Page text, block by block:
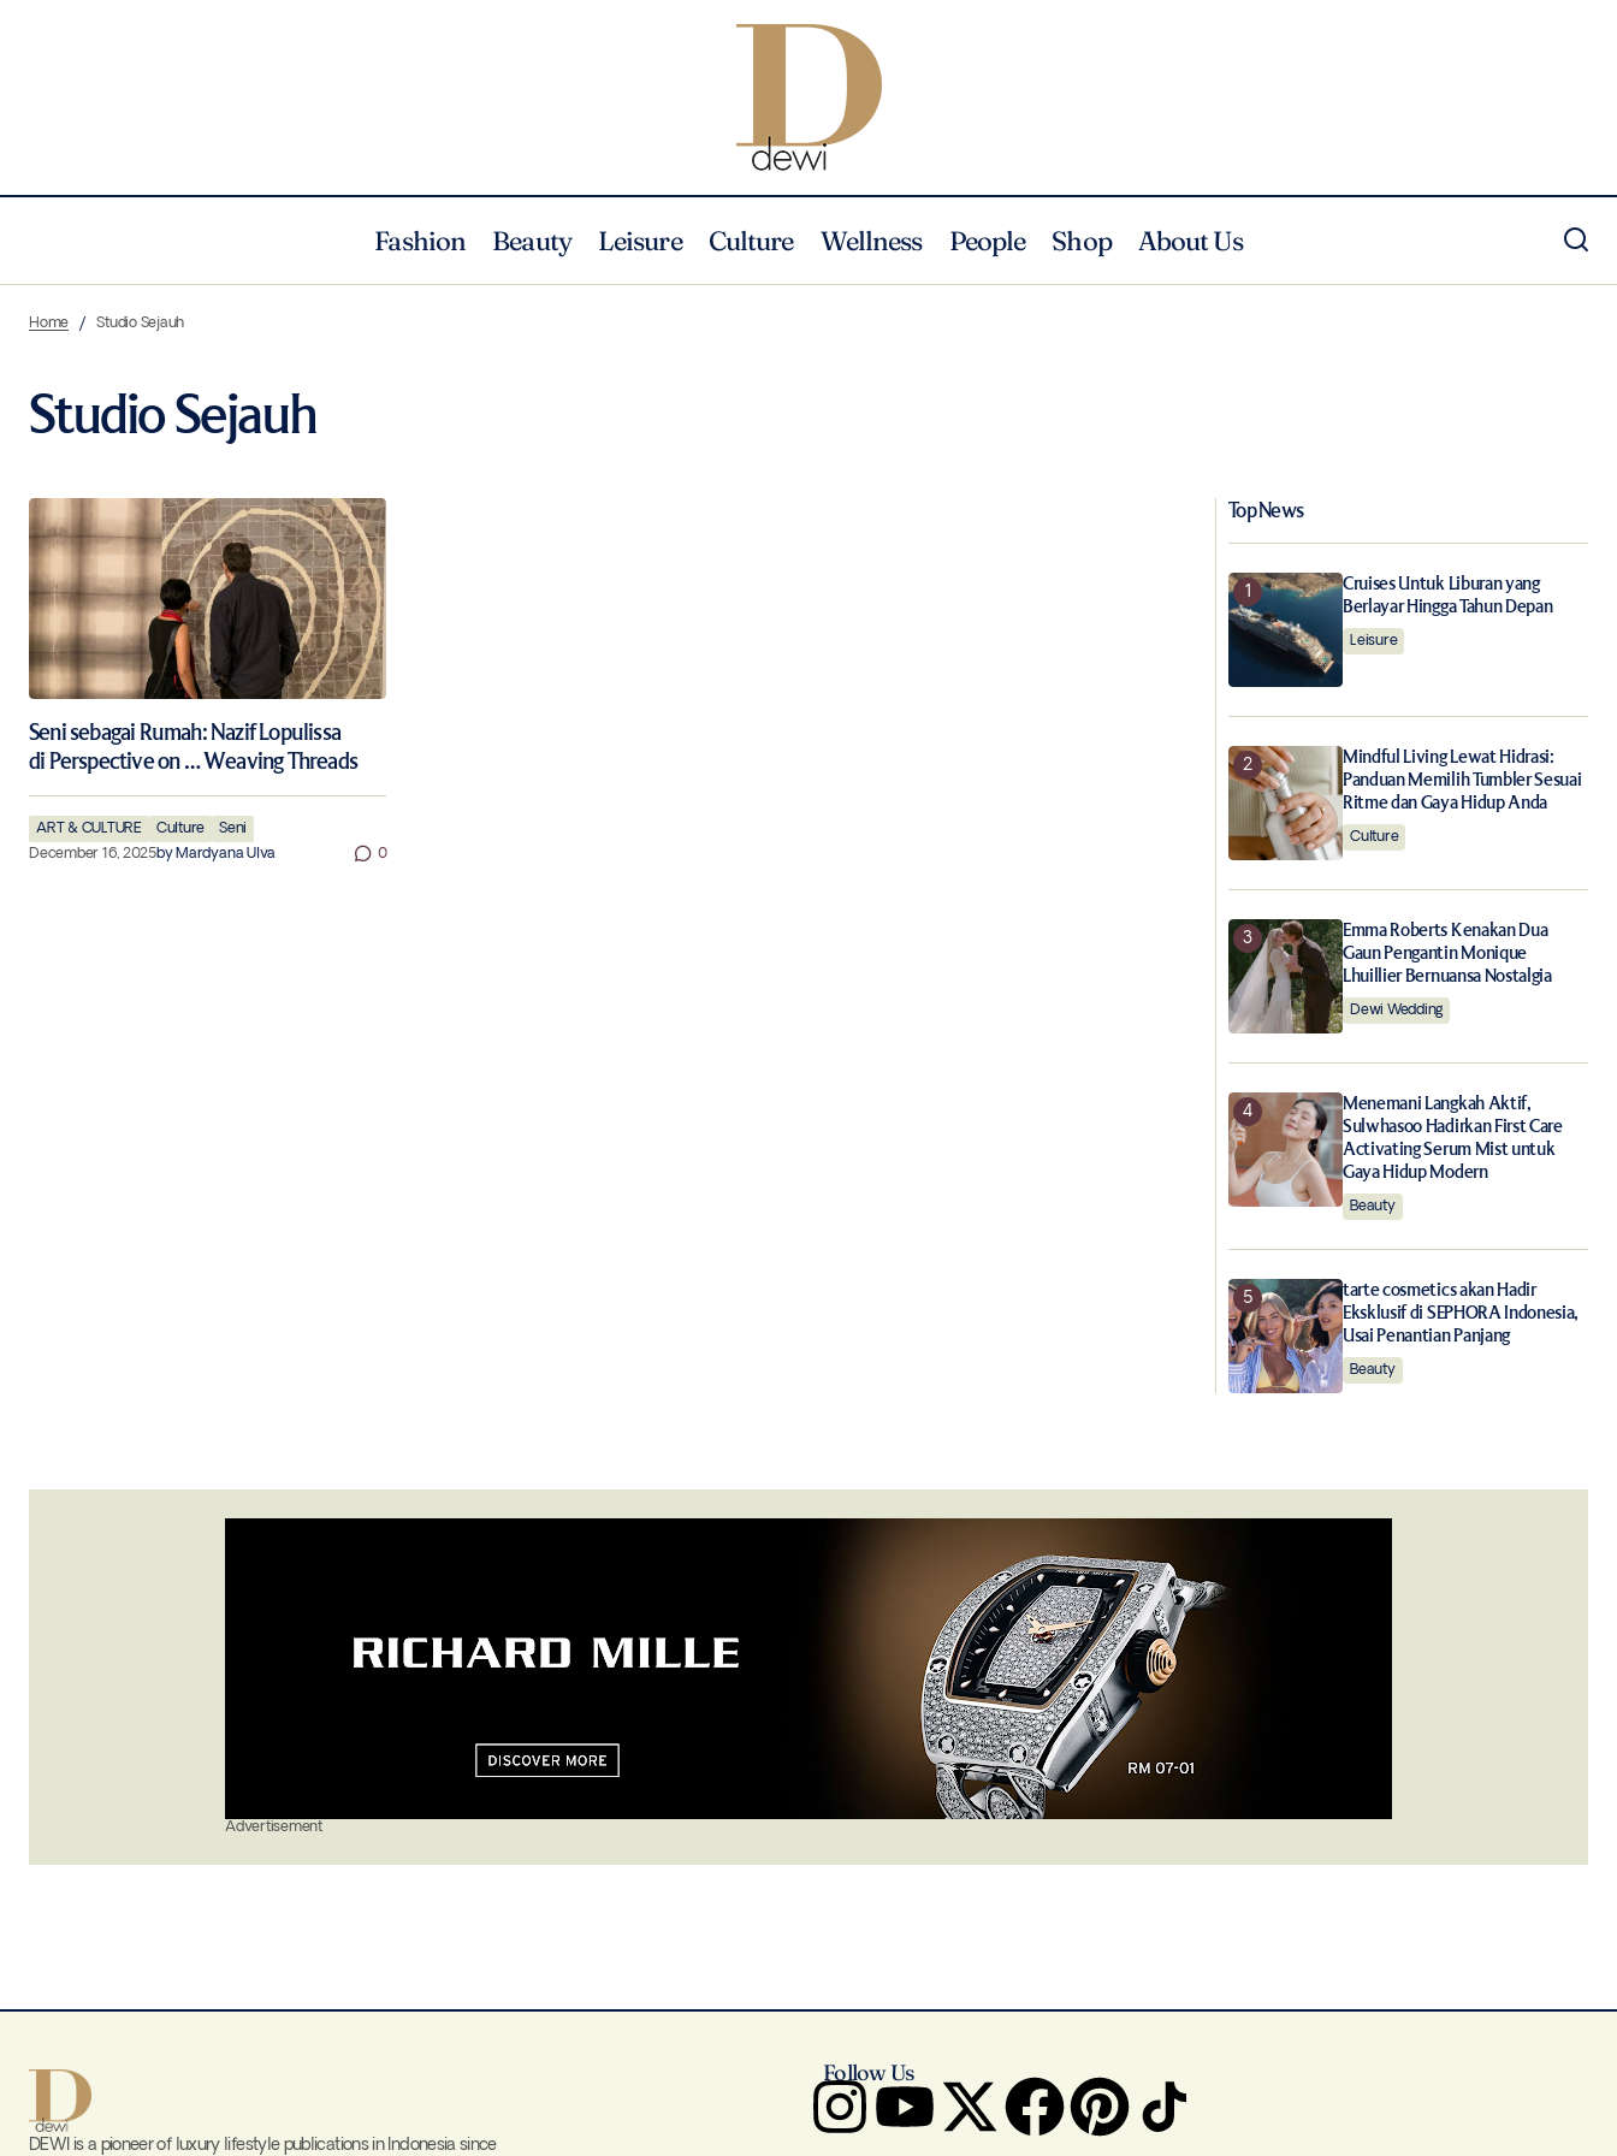
Fashion Beauty Leisure Culture Wellness People Shop About Us
Home Studio Sejauh
Studio Sejauh
Seni sebagai Rumah: Nazif Lopulissa
di Perspective on … Weaving Threads
ART & CULTURE Culture
Seni
December 16, 2025byMardyana Ulva 0
Top News
Cruises Untuk Liburan yang
Berlayar Hingga Tahun Depan
Leisure
Mindful Living Lewat Hidrasi:
Panduan Memilih Tumbler Sesuai
Ritme dan Gaya Hidup Anda
Culture
Emma Roberts Kenakan Dua
Gaun Pengantin Monique
Lhuillier Bernuansa Nostalgia
Dewi Wedding
Menemani Langkah Aktif,
Sulwhasoo Hadirkan First Care
Activating Serum Mist untuk
Gaya Hidup Modern
Beauty
tarte cosmetics akan Hadir
Eksklusif di SEPHORA Indonesia,
Usai Penantian Panjang
Beauty
Advertisement
DEWI is a pioneer of luxury lifestyle publications in Indonesia since
Follow Us